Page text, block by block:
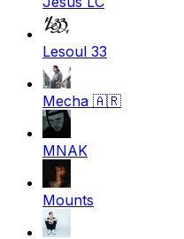
Lesoul 33
Mecha 🇦🇷
MNAK
Mounts